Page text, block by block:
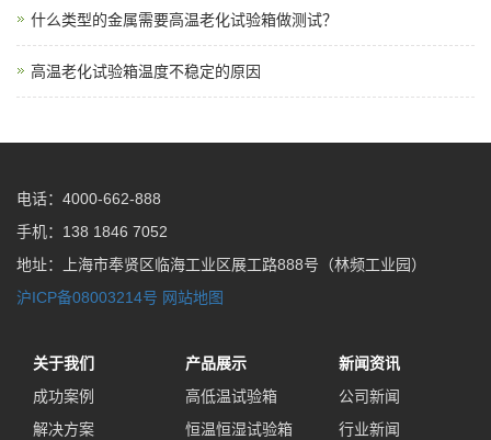
什么类型的金属需要高温老化试验箱做测试？
高温老化试验箱温度不稳定的原因
电话：4000-662-888
手机：138 1846 7052
地址：上海市奉贤区临海工业区展工路888号（林频工业园）
沪ICP备08003214号 网站地图
关于我们
成功案例
解决方案
产品展示
高低温试验箱
恒温恒湿试验箱
新闻资讯
公司新闻
行业新闻